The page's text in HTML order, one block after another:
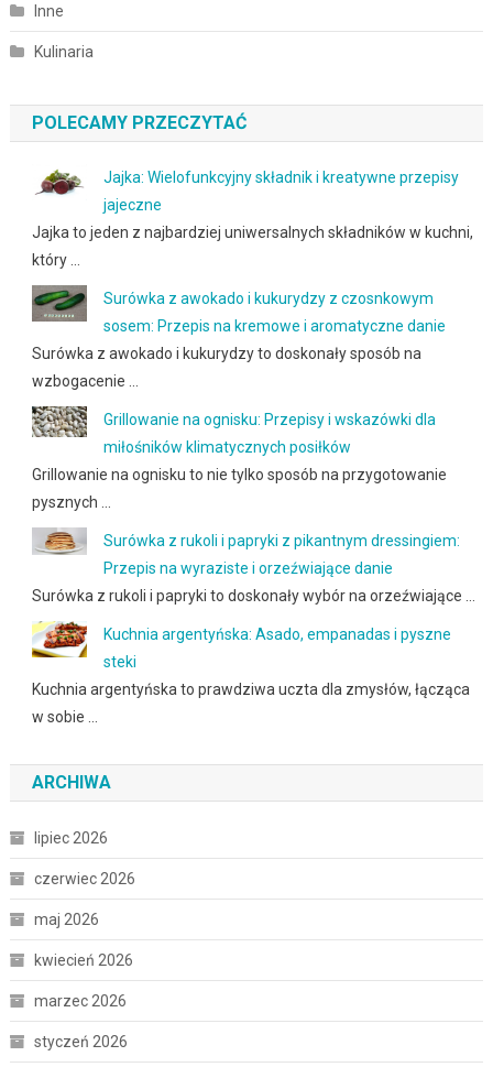
Inne
Kulinaria
POLECAMY PRZECZYTAĆ
Jajka: Wielofunkcyjny składnik i kreatywne przepisy
jajeczne
Jajka to jeden z najbardziej uniwersalnych składników w kuchni,
który …
Surówka z awokado i kukurydzy z czosnkowym
sosem: Przepis na kremowe i aromatyczne danie
Surówka z awokado i kukurydzy to doskonały sposób na
wzbogacenie …
Grillowanie na ognisku: Przepisy i wskazówki dla
miłośników klimatycznych posiłków
Grillowanie na ognisku to nie tylko sposób na przygotowanie
pysznych …
Surówka z rukoli i papryki z pikantnym dressingiem:
Przepis na wyraziste i orzeźwiające danie
Surówka z rukoli i papryki to doskonały wybór na orzeźwiające …
Kuchnia argentyńska: Asado, empanadas i pyszne
steki
Kuchnia argentyńska to prawdziwa uczta dla zmysłów, łącząca
w sobie …
ARCHIWA
lipiec 2026
czerwiec 2026
maj 2026
kwiecień 2026
marzec 2026
styczeń 2026